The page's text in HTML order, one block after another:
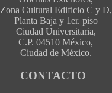
Zona Cultural Edificio C y D,
Planta Baja y 1er. piso
Ciudad Universitaria,
C.P. 04510 México,
Ciudad de México.
CONTACTO